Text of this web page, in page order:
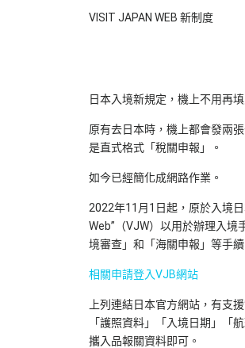
VISIT JAPAN WEB 新制度
日本入境新規定，機上不用再
原有去日本時，機上都會發兩
是直式格式「稅關申報」。
如今已經簡化成網路作業。
2022年11月1日起，原於入境
Web”（VJW）以用於辦理入境
境審查」和「海關申報」等手續
相關申請登入VJB網站
上列連結日本官方網站，有支
「護照資料」「入境日期」「
攜入品報關資料即可。